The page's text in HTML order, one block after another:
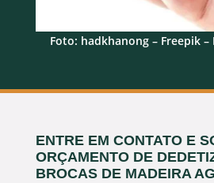
Foto: hadkhanong – Freepik
ENTRE EM CONTATO E
ORÇAMENTO DE
BROCAS DE MADEIRA